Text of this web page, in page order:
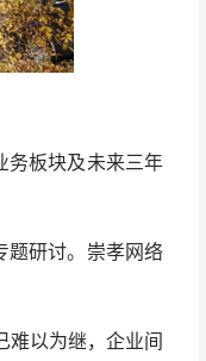
务板块及未来三年
题研讨。崇孝网络
难以为继，企业间